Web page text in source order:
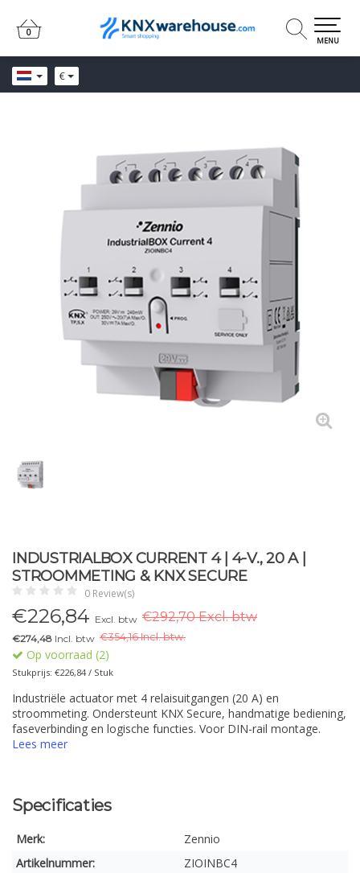
€
0
0
MENU
INDUSTRIALBOX CURRENT 4 | 4-V., 20 A |
STROOMMETING & KNX SECURE
0 Review(s)
€226,84 Excl. btw €292,70 Excl. btw
€274,48 Incl. btw €354,16 Incl. btw.
Op voorraad (2)
Stukprijs: €226,84 / Stuk
Industriële actuator met 4 relaisuitgangen (20 A) en
stroommeting. Ondersteunt KNX Secure, handmatige bediening,
faseverbinding en logische functies. Voor DIN-rail montage.
Lees meer
Specificaties
Merk:
Zennio
Artikelnummer:
ZIOINBC4